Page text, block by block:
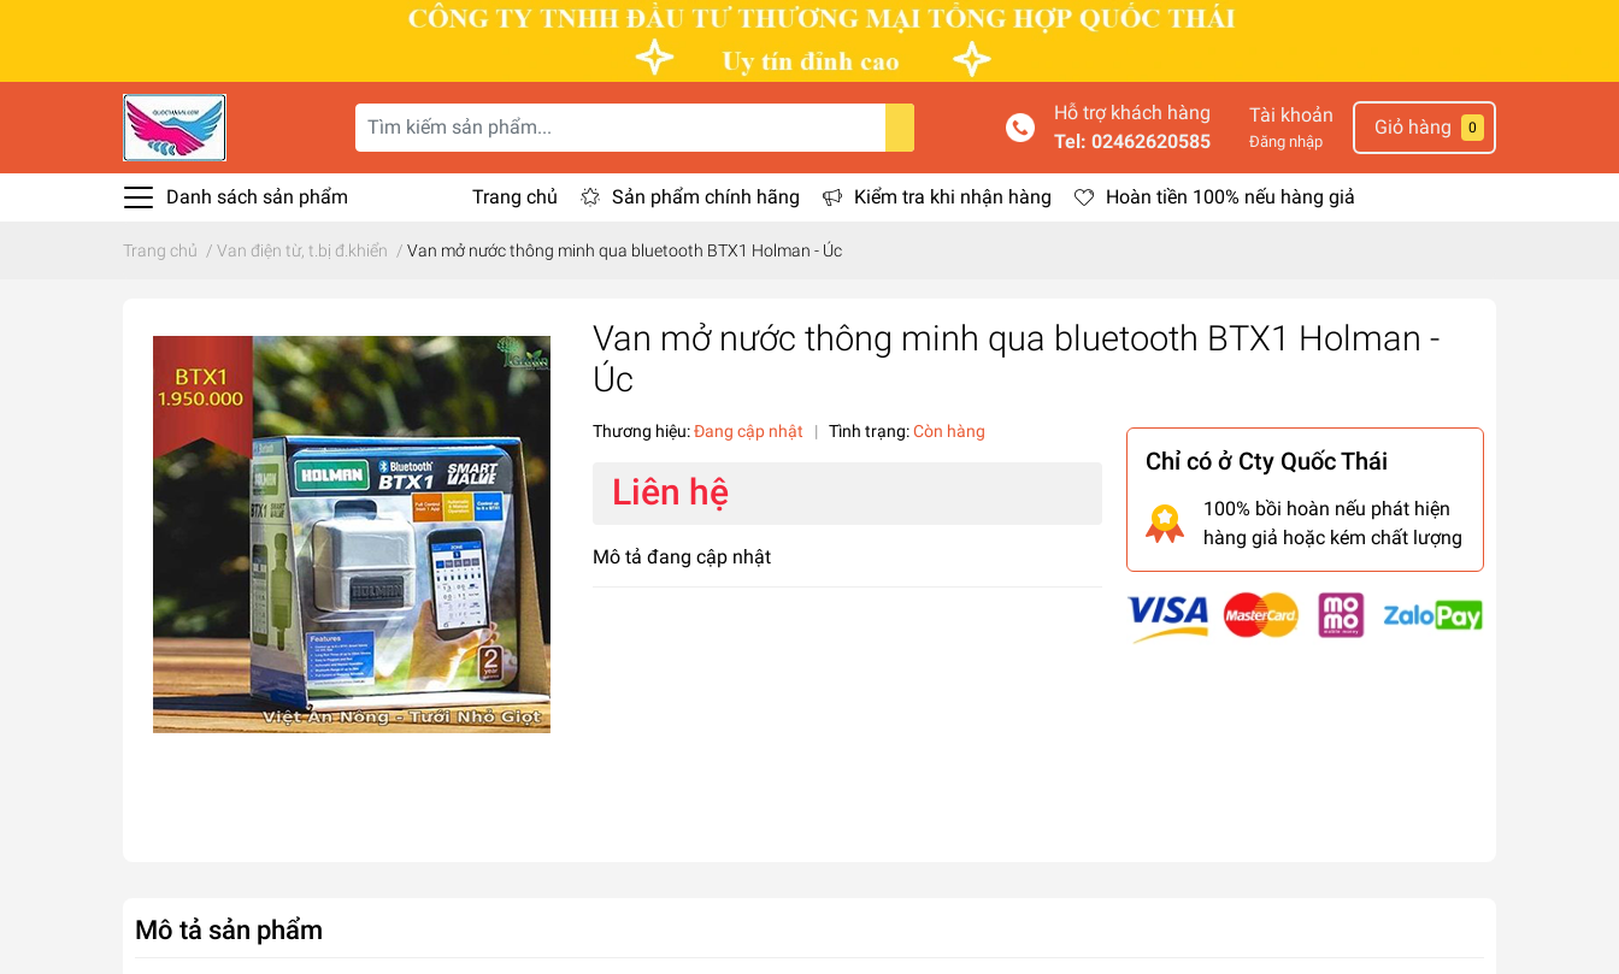
Hỗ trợ khách hàng
Tel: 02462620585
Tài khoản
Đăng nhập
Giỏ hàng 0
Danh sách sản phẩm Trang chủ Sản phẩm chính hãng Kiểm tra khi nhận hàng Hoàn tiền 100% nếu hàng giả
Trang chủ / Van điện từ, t.bị đ.khiển / Van mở nước thông minh qua bluetooth BTX1 Holman - Úc
Van mở nước thông minh qua bluetooth BTX1 Holman -
Úc
Thương hiệu:Đang cập nhật | Tình trạng:Còn hàng
Liên hệ
Mô tả đang cập nhật
Chỉ có ở Cty Quốc Thái
100% bồi hoàn nếu phát hiện
hàng giả hoặc kém chất lượng
Mô tả sản phẩm